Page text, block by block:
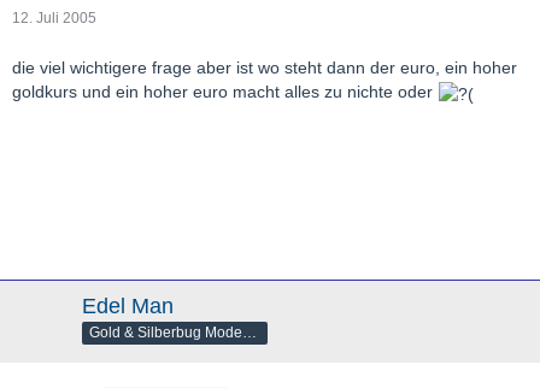
12. Juli 2005
die viel wichtigere frage aber ist wo steht dann der euro, ein hoher
goldkurs und ein hoher euro macht alles zu nichte oder
Edel Man
Gold & Silberbug Moderator